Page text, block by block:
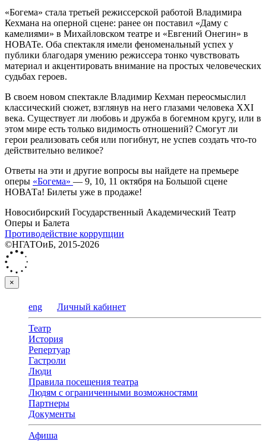
«Богема» стала третьей режиссерской работой Владимира
Кехмана на оперной сцене: ранее он поставил «Даму с
камелиями» в Михайловском театре и «Евгений Онегин» в
НОВАТе. Оба спектакля имели феноменальный успех у
публики благодаря умению режиссера тонко чувствовать
материал и акцентировать внимание на простых человеческих
судьбах героев.
В своем новом спектакле Владимир Кехман переосмыслил
классический сюжет, взглянув на него глазами человека XXI
века. Существует ли любовь и дружба в богемном кругу, или в
этом мире есть только видимость отношений? Смогут ли
герои реализовать себя или погибнут, не успев создать что-то
действительно великое?
Ответы на эти и другие вопросы вы найдете на премьере
оперы «Богема» — 9, 10, 11 октября на Большой сцене
НОВАТа! Билеты уже в продаже!
Новосибирский Государственный Академический Театр
Оперы и Балета
Противодействие коррупции
©НГАТОиБ, 2015-2026
×
eng Личный кабинет
Театр
История
Репертуар
Гастроли
Люди
Правила посещения театра
Людям с ограниченными возможностями
Партнеры
Документы
Афиша